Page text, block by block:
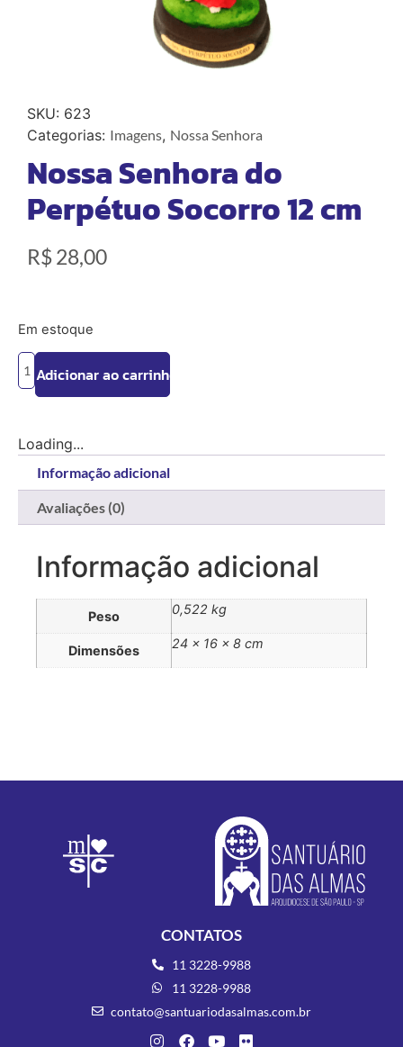
SKU: 623
Categorias: Imagens, Nossa Senhora
Nossa Senhora do
Perpétuo Socorro 12 cm
R$28,00
Em estoque
Adicionar ao carrinho
Loading...
Informação adicional
Avaliações (0)
Informação adicional
Peso 0,522 kg
Dimensões 24 × 16 × 8 cm
CONTATOS
11 3228-9988
11 3228-9988
contato@santuariodasalmas.com.br